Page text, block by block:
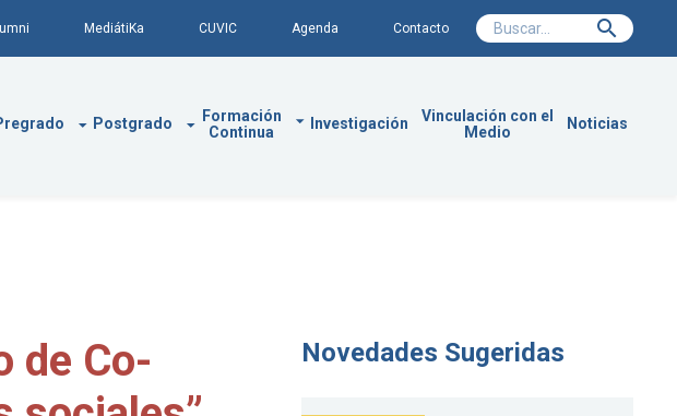
MediátiKa CUVIC Agenda Contacto
Postgrado
Formación
Continua
Investigación
Vinculación con el
Medio
Noticias
de Co-
Novedades Sugeridas